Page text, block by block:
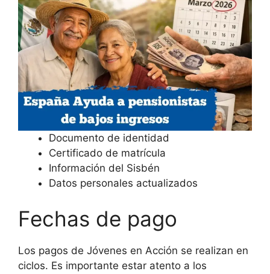
Documento de identidad
Certificado de matrícula
Información del Sisbén
Datos personales actualizados
Fechas de pago
Los pagos de Jóvenes en Acción se realizan en
ciclos. Es importante estar atento a los